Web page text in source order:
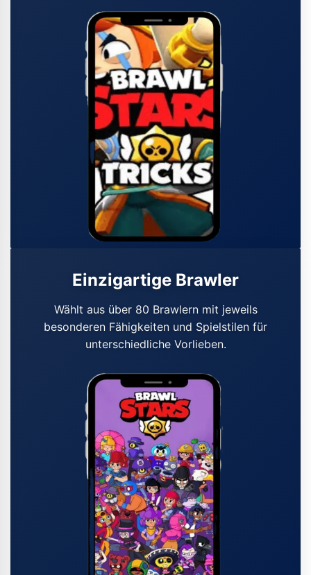
Einzigartige Brawler
Wählt aus über 80 Brawlern mit jeweils
besonderen Fähigkeiten und Spielstilen für
unterschiedliche Vorlieben.